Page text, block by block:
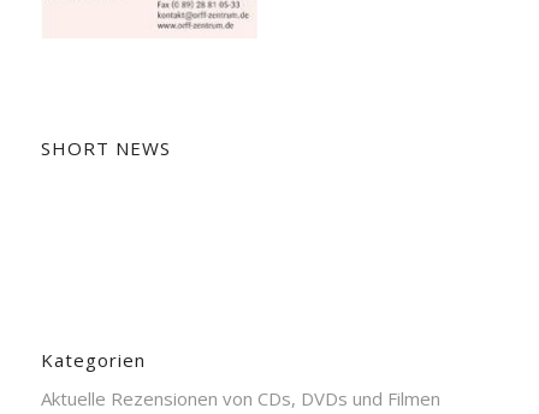
SHORT NEWS
Kategorien
Aktuelle Rezensionen von CDs, DVDs und Filmen